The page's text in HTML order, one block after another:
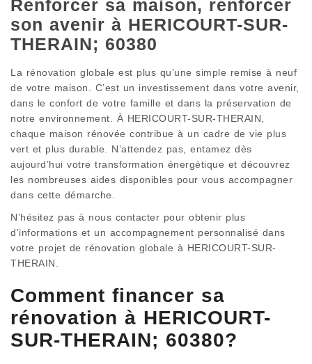
Renforcer sa maison, renforcer
son avenir à HERICOURT-SUR-
THERAIN; 60380
La rénovation globale est plus qu’une simple remise à neuf
de votre maison. C’est un investissement dans votre avenir,
dans le confort de votre famille et dans la préservation de
notre environnement. À HERICOURT-SUR-THERAIN,
chaque maison rénovée contribue à un cadre de vie plus
vert et plus durable. N’attendez pas, entamez dès
aujourd’hui votre transformation énergétique et découvrez
les nombreuses aides disponibles pour vous accompagner
dans cette démarche.
N’hésitez pas à nous contacter pour obtenir plus
d’informations et un accompagnement personnalisé dans
votre projet de rénovation globale à HERICOURT-SUR-
THERAIN.
Comment financer sa
rénovation à HERICOURT-
SUR-THERAIN; 60380?